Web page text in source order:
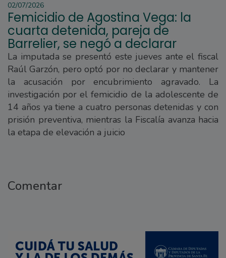
02/07/2026
Femicidio de Agostina Vega: la
cuarta detenida, pareja de
Barrelier, se negó a declarar
La imputada se presentó este jueves ante el fiscal
Raúl Garzón, pero optó por no declarar y mantener
la acusación por encubrimiento agravado. La
investigación por el femicidio de la adolescente de
14 años ya tiene a cuatro personas detenidas y con
prisión preventiva, mientras la Fiscalía avanza hacia
la etapa de elevación a juicio
Comentar